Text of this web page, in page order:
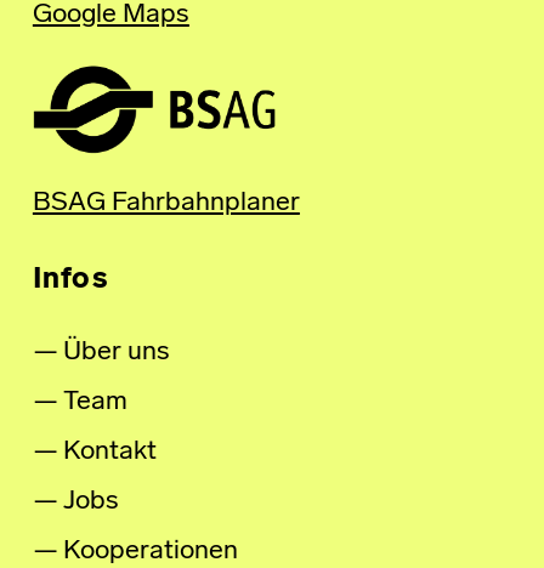
Google Maps
BSAG Fahrbahnplaner
Infos
Über uns
Team
Kontakt
Jobs
Kooperationen